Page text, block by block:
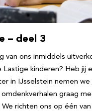
– deel 3
van ons inmiddels
kinderen? Heb jij
in IJsselstein nemen
graag
richten ons op één